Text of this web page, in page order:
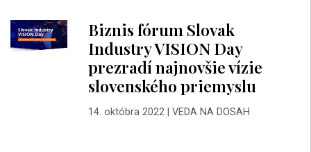
Biznis fórum Slovak
Industry VISION Day
prezradí najnovšie vízie
slovenského priemyslu
14. októbra 2022| VEDA NA DOSAH